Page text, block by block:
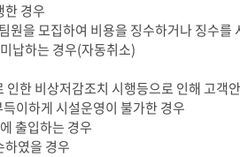
한 경우
원을 모집하여 비용을 징수하거나 징수를
납하는 경우(자동취소)
한 비상저감조치 시행등으로 인해 고객
이하게 시설운영이 불가한 경우
출입하는 경우
하였을 경우